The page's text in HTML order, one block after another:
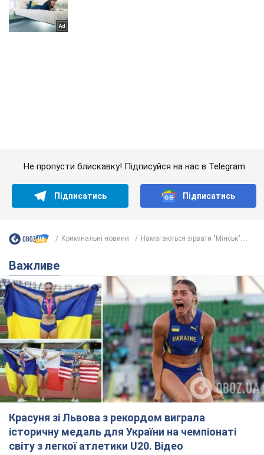
Красуня зі Львова з рекордом виграла
історичну медаль для України на чемпіонаті
світу з легкої атлетики U20. Відео
Наша співвітчизниця блискуче виступила в Орегоні
9 годин тому 43,1 т.
Брітні Спірс зізналася в уколах краси
і показала наслідки невдалої
косметології: ходила так майже
місяць
Помітний наслідок процедури зберігався